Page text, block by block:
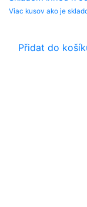
Viac kusov ako je
Přidat do